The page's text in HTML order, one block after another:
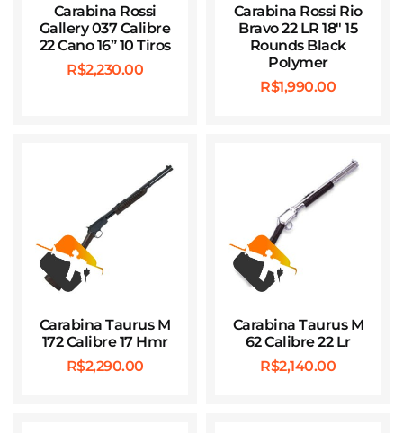
Carabina Rossi
Gallery 037 Calibre
22 Cano 16” 10 Tiros
R$2,230.00
Carabina Rossi Rio
Bravo 22 LR 18″ 15
Rounds Black
Polymer
R$1,990.00
Carabina Taurus M
172 Calibre 17 Hmr
R$2,290.00
Carabina Taurus M
62 Calibre 22 Lr
R$2,140.00